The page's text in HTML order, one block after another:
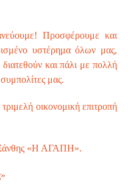
Προσφέρουμε και
υστέρημα όλων μας,
και πάλι με πολλή
μας.
οικονομική επιτροπή
Ξάνθης «Η ΑΓΑΠΗ».